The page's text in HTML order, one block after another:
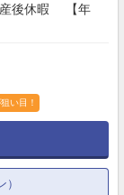
産後休暇 【年
い目！